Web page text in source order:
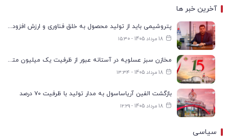
آخرین خبر ها
پتروشیمی باید از تولید محصول به خلق فناوری و ارزش افزوده حرکت کند
18 مرداد 1405 - ۱۵:۳۰
مخازن سبز عسلویه در آستانه عبور از ظرفیت یک میلیون مترمکعب
18 مرداد 1405 - ۱۳:۳۴
بازگشت الفین آریاساسول به مدار تولید با ظرفیت ۷۰ درصد
18 مرداد 1405 - ۱۲:۲۹
سیاسی